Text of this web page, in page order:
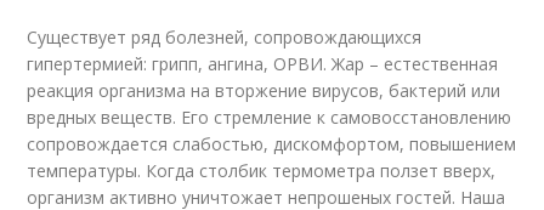
Существует ряд болезней, сопровождающихся
гипертермией: грипп, ангина, ОРВИ. Жар – естественная
реакция организма на вторжение вирусов, бактерий или
вредных веществ. Его стремление к самовосстановлению
сопровождается слабостью, дискомфортом, повышением
температуры. Когда столбик термометра ползет вверх,
организм активно уничтожает непрошеных гостей. Наша